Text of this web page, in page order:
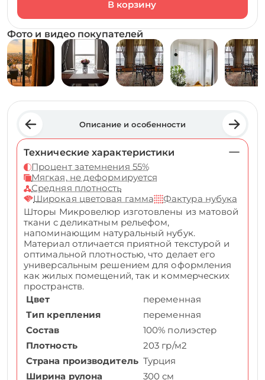
Фото и видео покупателей
Описание и особенности
Технические характеристики
Процент затемнения 55%
Мягкая, не деформируется
Средняя плотность
Широкая цветовая гамма
Фактура нубука
Шторы Микровелюр изготовлены из матовой
ткани с деликатным рельефом,
напоминающим натуральный нубук.
Материал отличается приятной текстурой и
оптимальной плотностью, что делает его
универсальным решением для оформления
как жилых помещений, так и коммерческих
пространств.
Цвет
переменная
Тип крепления
переменная
Состав
100% полиэстер
Плотность
203 гр/м2
Страна производитель Турция
Ширина рулона
300 см